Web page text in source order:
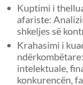
Kuptimi i
afariste:
shkeljes së
Krahasimi i
intelektuale,
konkurencën,